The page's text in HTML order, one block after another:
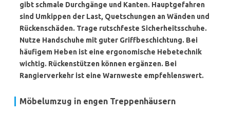
gibt schmale Durchgänge und Kanten. Hauptgefahren
sind Umkippen der Last, Quetschungen an Wänden und
Rückenschäden. Trage rutschfeste Sicherheitsschuhe.
Nutze Handschuhe mit guter Griffbeschichtung. Bei
häufigem Heben ist eine ergonomische Hebetechnik
wichtig. Rückenstützen können ergänzen. Bei
Rangierverkehr ist eine Warnweste empfehlenswert.
Möbelumzug in engen Treppenhäusern